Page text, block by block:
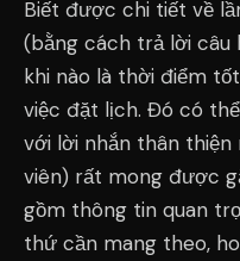
Biết được chi tiết về
(bằng cách trả lời câu
khi nào là thời điểm
việc đặt lịch. Đó có
với lời nhắn thân
viên) rất mong được
gồm thông tin quan
thứ cần mang theo,